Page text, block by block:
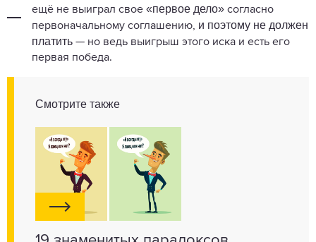
ещё не выиграл свое «первое дело» согласно
первоначальному соглашению, и поэтому не должен
платить — но ведь выигрыш этого иска и есть его
первая победа.
Смотрите также